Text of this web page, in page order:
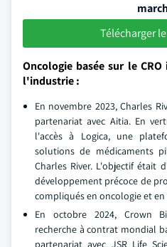
Télécharger
Oncologie basée sur le
l'industrie :
En novembre 2023, Charles
partenariat avec Aitia. En
l'accès à Logica, une
solutions de médicaments
Charles River. L'objectif était
développement précoce de
compliqués en oncologie et
En octobre 2024, Crown
recherche à contrat mondial
partenariat avec JSR Life